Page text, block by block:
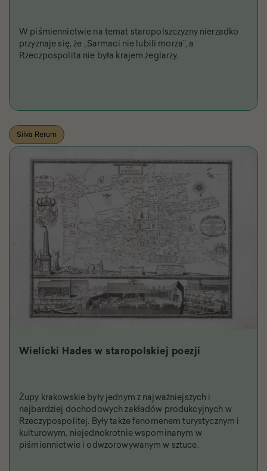
W piśmiennictwie na temat staropolszczyzny nierzadko
przyznaje się, że „Sarmaci nie lubili morza”, a
Rzeczpospolita nie była krajem żeglarzy.
Silva Rerum
Wielicki Hades w staropolskiej poezji
Żupy krakowskie były jednym z najważniejszych i
najbardziej dochodowych zakładów produkcyjnych w
Rzeczypospolitej. Były także fenomenem turystycznym i
kulturowym, niejednokrotnie wspominanym w
piśmiennictwie i odwzorowywanym w sztuce.